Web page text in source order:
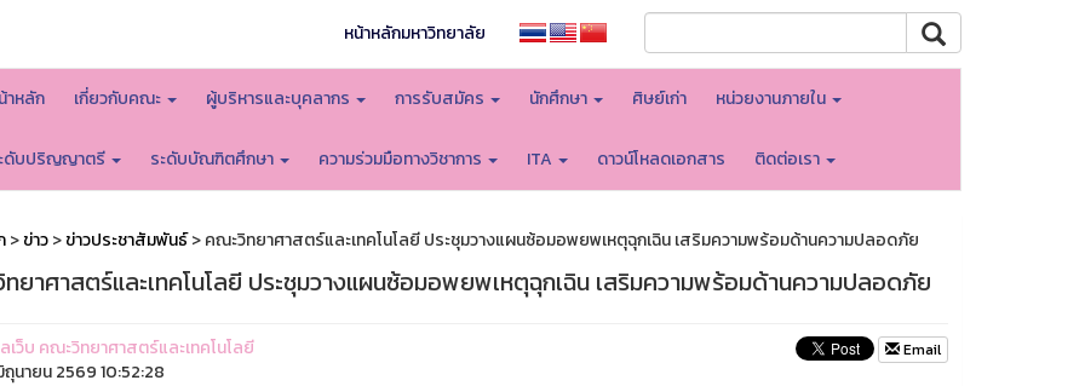
หน้าหลักมหาวิทยาลัย
าหลัก เกี่ยวกับคณะ ผู้บริหารและบุคลากร การรับสมัคร นักศึกษา ศิษย์เก่า หน่วยงานภายใน
ดับปริญญาตรี ระดับบัณฑิตศึกษา ความร่วมมือทางวิชาการ ITA ดาวน์โหลดเอกสาร ติดต่อเรา
>ข่าว>ข่าวประชาสัมพันธ์> คณะวิทยาศาสตร์และเทคโนโลยี ประชุมวางแผนซ้อมอพยพเหตุฉุกเฉิน เสริมความพร้อมด้านความปลอดภัย
ยาศาสตร์และเทคโนโลยี ประชุมวางแผนซ้อมอพยพเหตุฉุกเฉิน เสริมความพร้อมด้านความปลอดภัย
ว็บ คณะวิทยาศาสตร์และเทคโนโลยี
นายน 2569 10:52:28
Email